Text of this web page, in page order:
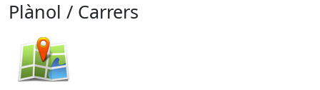
Plànol / Carrers